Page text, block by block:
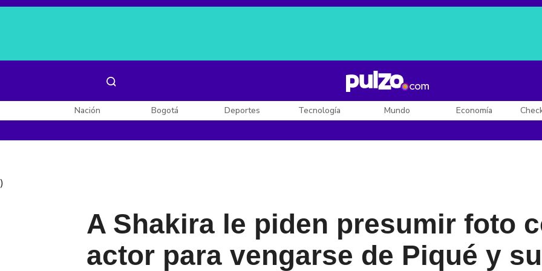
Posesión de De la Espriella
Nación Bogotá Deportes Tecnología Mundo Economía
)
A Shakira le piden presumir foto
actor para vengarse de Piqué y